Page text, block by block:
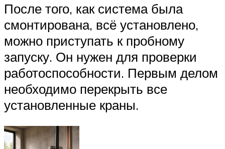
После того, как система была
смонтирована, всё установлено,
можно приступать к пробному
запуску. Он нужен для проверки
работоспособности. Первым делом
необходимо перекрыть все
установленные краны.